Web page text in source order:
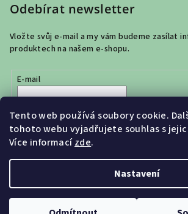
Tento web používá soubory cookie.
tohoto webu vyjadřujete souhlas s
Více informacízde.
Nastavení
Odebírat newsletter
Vložte svůj e-mail a my vám budeme zasílat
produktech na našem e-shopu.
E-mail
údajů
Vivakids s.r.o.